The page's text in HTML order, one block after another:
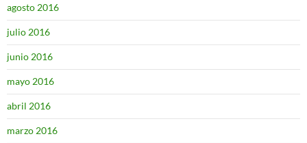
agosto 2016
julio 2016
junio 2016
mayo 2016
abril 2016
marzo 2016